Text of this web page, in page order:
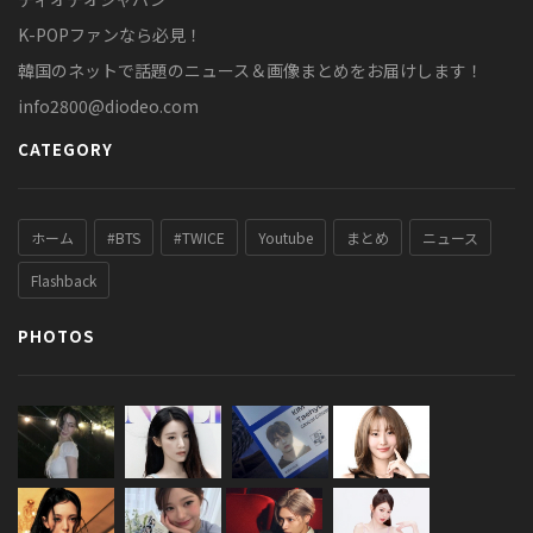
K-POPファンなら必見！
韓国のネットで話題のニュース＆画像まとめをお届けします！
info2800@diodeo.com
CATEGORY
ホーム #BTS #TWICE Youtube まとめ ニュース
Flashback
PHOTOS